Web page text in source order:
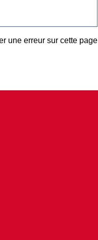
une erreur sur cette page